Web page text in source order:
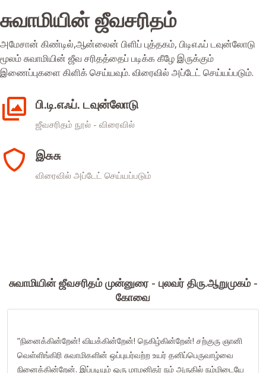
சுவாமியின் ஜீவசரிதம்
அமேசான் கிண்டில்,ஆன்லைன் பிளிப் புத்தகம், பிடிஎஃப் டவுன்லோடு
மூலம் சுவாமியின் ஜீவ சரிதத்தைப் படிக்க கீழே இருக்கும்
இணைப்புகளை கிளிக் செய்யவும். விரைவில் அப்டேட் செய்யப்படும்.
பி.டி.எஃப். டவுன்லோடு
ஜீவசரிதம் நூல் - விரைவில்
இசுசு
விரைவில் அப்டேட் செய்யப்படும்
சுவாமியின் ஜீவசரிதம் முன்னுரை - புலவர் திரு.ஆறுமுகம் -
கோவை
”நினைக்கின்றேன்! வியக்கின்றேன்! நெகிழ்கின்றேன்! சற்குரு ஞானி
வெள்ளிங்கிரி சுவாமிகளின் ஒப்புயர்வற்ற உயர் தனிப்பெருவாழ்வை
நினைக்கின்றேன். இப்படியும் ஒரு மாமனிதர் நம் அருகில் நம்மிடையே